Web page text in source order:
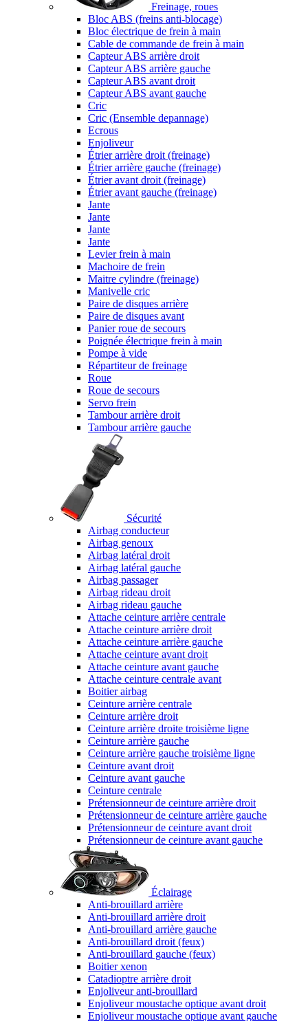
Freinage, roues
Bloc ABS (freins anti-blocage)
Bloc électrique de frein à main
Cable de commande de frein à main
Capteur ABS arrière droit
Capteur ABS arrière gauche
Capteur ABS avant droit
Capteur ABS avant gauche
Cric
Cric (Ensemble depannage)
Ecrous
Enjoliveur
Étrier arrière droit (freinage)
Étrier arrière gauche (freinage)
Étrier avant droit (freinage)
Étrier avant gauche (freinage)
Jante
Jante
Jante
Jante
Levier frein à main
Machoire de frein
Maitre cylindre (freinage)
Manivelle cric
Paire de disques arrière
Paire de disques avant
Panier roue de secours
Poignée électrique frein à main
Pompe à vide
Répartiteur de freinage
Roue
Roue de secours
Servo frein
Tambour arrière droit
Tambour arrière gauche
Sécurité
Airbag conducteur
Airbag genoux
Airbag latéral droit
Airbag latéral gauche
Airbag passager
Airbag rideau droit
Airbag rideau gauche
Attache ceinture arrière centrale
Attache ceinture arrière droit
Attache ceinture arrière gauche
Attache ceinture avant droit
Attache ceinture avant gauche
Attache ceinture centrale avant
Boitier airbag
Ceinture arrière centrale
Ceinture arrière droit
Ceinture arrière droite troisième ligne
Ceinture arrière gauche
Ceinture arrière gauche troisième ligne
Ceinture avant droit
Ceinture avant gauche
Ceinture centrale
Prétensionneur de ceinture arrière droit
Prétensionneur de ceinture arrière gauche
Prétensionneur de ceinture avant droit
Prétensionneur de ceinture avant gauche
Éclairage
Anti-brouillard arrière
Anti-brouillard arrière droit
Anti-brouillard arrière gauche
Anti-brouillard droit (feux)
Anti-brouillard gauche (feux)
Boitier xenon
Catadioptre arrière droit
Enjoliveur anti-brouillard
Enjoliveur moustache optique avant droit
Enjoliveur moustache optique avant gauche